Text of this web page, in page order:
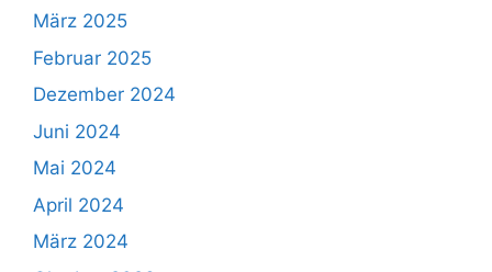
März 2025
Februar 2025
Dezember 2024
Juni 2024
Mai 2024
April 2024
März 2024